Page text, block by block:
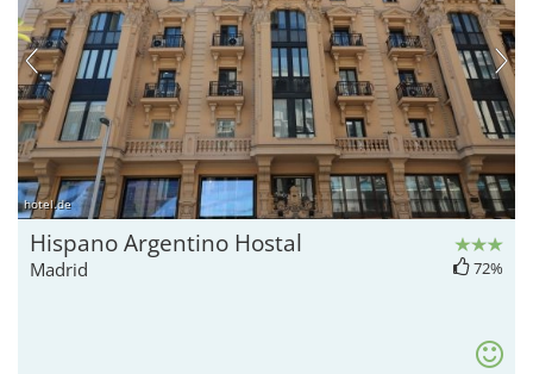
hotel.de
Hispano Argentino Hostal
Madrid 72%